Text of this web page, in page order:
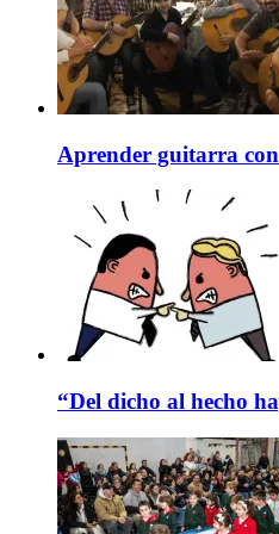
Aprender guitarra
“Del dicho al hecho